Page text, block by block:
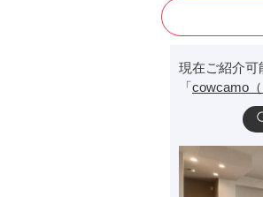
現在ご紹介可
「cowcamo（